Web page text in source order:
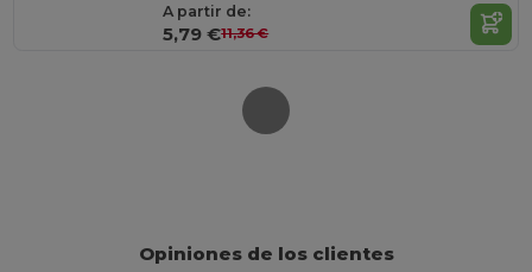
A partir de:
5,79 €11,36 €
Opiniones de los clientes